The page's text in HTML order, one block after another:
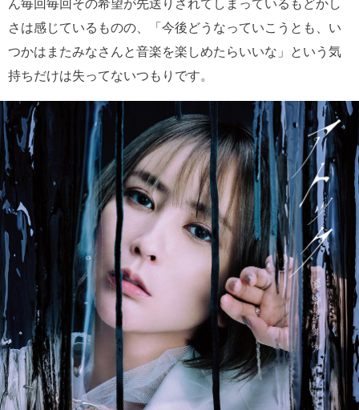
ん毎回毎回その希望が先送りされてしまっているもどかし
さは感じているものの、「今後どうなっていこうとも、い
つかはまたみなさんと音楽を楽しめたらいいな」という気
持ちだけは失ってないつもりです。